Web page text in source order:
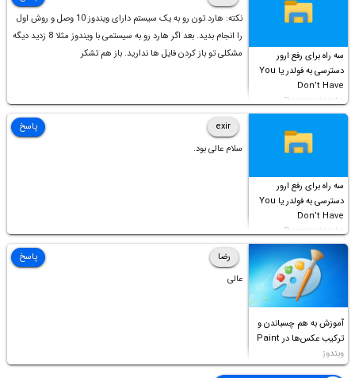
سه راه برای رفع ارور
دسترسی به فولدر یا You
Don’t Have
Permission to
Access this folder
نکته: هارد تون رو به یک سیستم دارای ویندوز 10 وصل و روش اول
را انجام بدید. بعد اگر هارد رو به سیستمی با ویندوز مثلا 8 زدید دیگه
مشکلی تو باز کردن فایل ها ندارید. باز هم تشکر
سه راه برای رفع ارور
دسترسی به فولدر یا You
Don’t Have
Permission to
Access this folder
exir
سلام عالی بود.
پاسخ
آموزش به هم چسباندن و
ترکیب عکس‌ها در Paint
ویندوز
رضا
عالی
پاسخ